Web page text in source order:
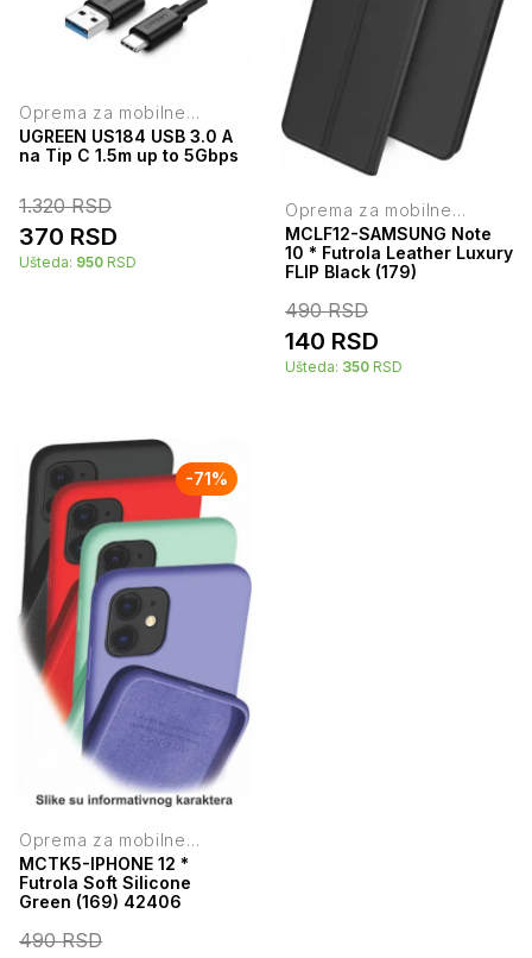
Oprema za mobilne
telefone
UGREEN US184 USB 3.0 A
na Tip C 1.5m up to 5Gbps
1.320RSD
370 RSD
Ušteda: 950 RSD
Oprema za mobilne
telefone
MCLF12-SAMSUNG Note
10 * Futrola Leather Luxury
FLIP Black (179)
490RSD
140 RSD
Ušteda: 350 RSD
-71%
Oprema za mobilne
telefone
MCTK5-IPHONE 12 *
Futrola Soft Silicone
Green (169) 42406
490RSD